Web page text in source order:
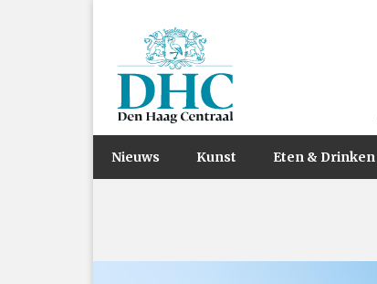
Nieuws Kunst Eten & Drinken